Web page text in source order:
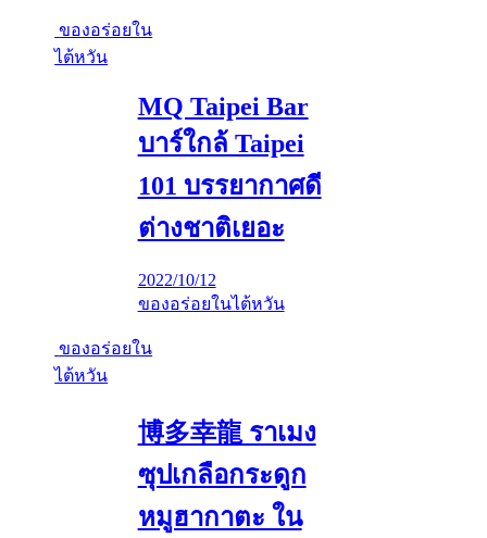
ของอร่อยใน
ไต้หวัน
MQ Taipei Bar
บาร์ใกล้ Taipei
101 บรรยากาศดี
ต่างชาติเยอะ
2022/10/12
ของอร่อยในไต้หวัน
ของอร่อยใน
ไต้หวัน
博多幸龍 ราเมง
ซุปเกลือกระดูก
หมูฮากาตะ ใน